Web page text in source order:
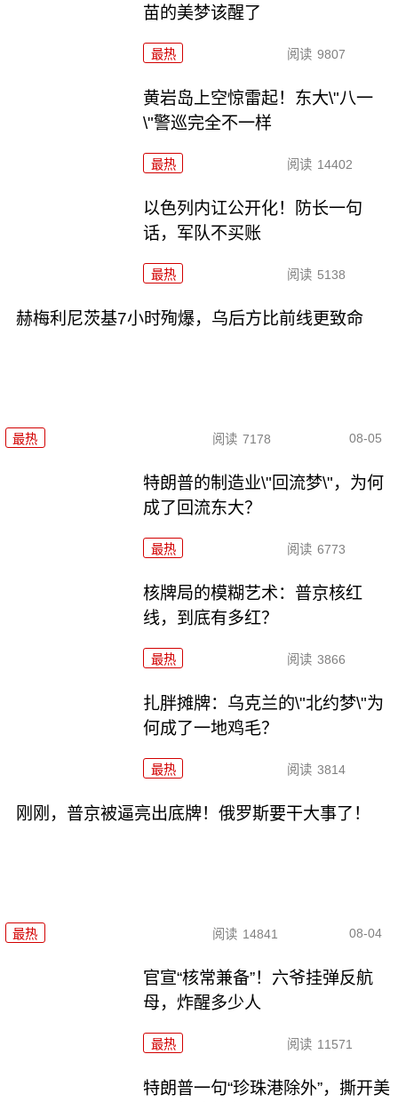
苗的美梦该醒了
最热 阅读 9807
黄岩岛上空惊雷起！东大\"八一
\"警巡完全不一样
最热 阅读 14402
以色列内讧公开化！防长一句
话，军队不买账
最热 阅读 5138
赫梅利尼茨基7小时殉爆，乌后方比前线更致命
最热 阅读 7178 08-05
特朗普的制造业\"回流梦\"，为何
成了回流东大？
最热 阅读 6773
核牌局的模糊艺术：普京核红
线，到底有多红？
最热 阅读 3866
扎胖摊牌：乌克兰的\"北约梦\"为
何成了一地鸡毛？
最热 阅读 3814
刚刚，普京被逼亮出底牌！俄罗斯要干大事了！
最热 阅读 14841 08-04
官宣“核常兼备”！六爷挂弹反航
母，炸醒多少人
最热 阅读 11571
特朗普一句“珍珠港除外”，撕开美